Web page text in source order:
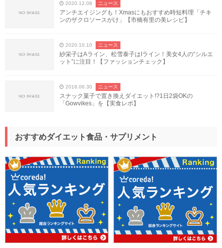
2020.12.08 ニュース
アンチエイジングも！Xmasにもおすすめ時短料理「チキ
ンのザクロソースがけ」【市橋有里の美レシピ】
2020.10.10 ニュース
紗栄子はAライン、松雪泰子はIライン！美女4人の“シルエ
ット”に注目！【ファッションチェック】
2018.06.30 ニュース
スナック菓子で置き換えダイエット!?1日2袋OKの
「Gowvikes」を【実食レポ】
おすすめダイエット食品・サプリメント